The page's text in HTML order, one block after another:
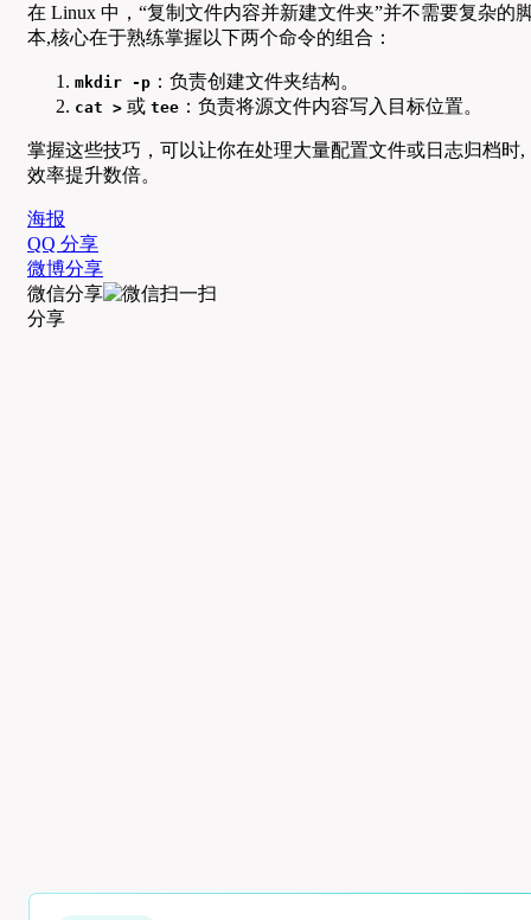
在 Linux 中，“复制文件内容并新建文件夹”并不需要复杂的
本,核心在于熟练掌握以下两个命令的组合：
mkdir -p ：负责创建文件夹结构。
cat > 或 tee ：负责将源文件内容写入目标位置。
掌握这些技巧，可以让你在处理大量配置文件或日志归档时,
效率提升数倍。
海报
QQ 分享
微博分享
微信分享
分享